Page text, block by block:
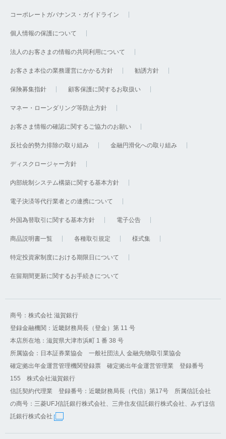
コーポレートガバナンス・ガイドライン
個人情報の保護について
法人のお客さまの情報の共同利用について
お客さま本位の業務運営にかかる方針 勧誘方針
保険募集指針 顧客保護に関するお取扱い
マネー・ローンダリング等防止方針
お客さま情報の確認に関するご協力のお願い
反社会的勢力排除の取り組み 金融円滑化への取り組み
ディスクロージャー方針
内部統制システム構築に関する基本方針
電子決済等代行業者との連携について
外国為替取引に関する基本方針 電子公告
商品説明書一覧 各種取引規定 様式集
特定投資家制度における期限日について
在留期間更新に関するお手続きについて
商号：株式会社 滋賀銀行
登録金融機関：近畿財務局長（登金）第 11 号
本店所在地：滋賀県大津市浜町 1 番 38 号
所属協会：日本証券業協会 一般社団法人 金融先物取引業協会
確定拠出年金運営管理機関登録票 確定拠出年金運営管理業 登録番号
155 株式会社滋賀銀行
信託契約代理業 登録番号：近畿財務局長（代信）第17号 所属信託会社
の商号：三菱UFJ信託銀行株式会社、三井住友信託銀行株式会社、みずほ信
託銀行株式会社